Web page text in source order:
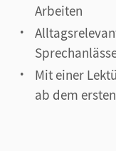
Arbeiten
Mit einer
ab dem